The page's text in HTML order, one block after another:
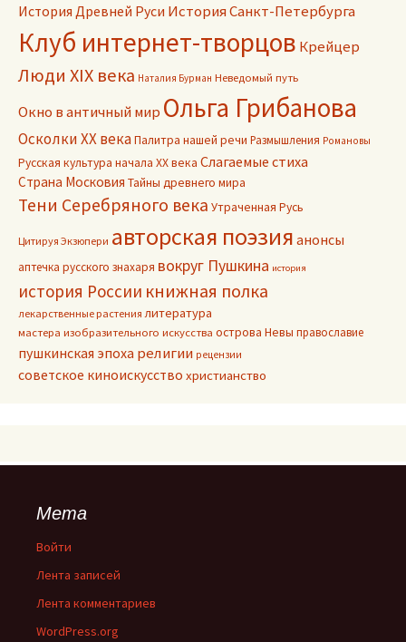
История Древней Руси История Санкт-Петербурга
Клуб интернет-творцов Крейцер
Люди XIX века Наталия Бурман Неведомый путь
Окно в античный мир Ольга Грибанова
Осколки ХХ векаПалитра нашей речи Размышления Романовы
Русская культура начала ХХ века Слагаемые стиха
Страна Московия Тайны древнего мира
Тени Серебряного века Утраченная Русь
Цитируя Экзюпери авторская поэзия анонсы
аптечка русского знахаря вокруг Пушкина история
история России книжная полка
лекарственные растения литература
мастера изобразительного искусства острова Невы православие
пушкинская эпоха религии рецензии
советское киноискусство христианство
Мета
Войти
Лента записей
Лента комментариев
WordPress.org